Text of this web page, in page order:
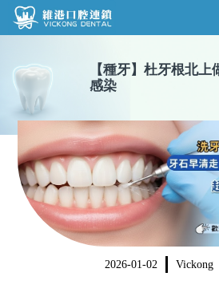
維港首頁
品牌介紹
環境設備
醫院新聞
收費標準
N
收費總表
植牙收費
根管收費
美學收費
醫生團隊
門診時間
【種牙】 杜牙根北上
感染
2026-01-02 Vickong